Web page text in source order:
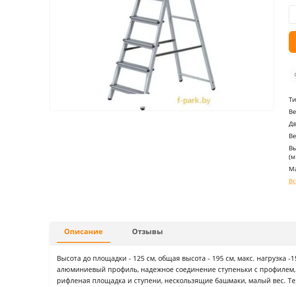
Описание Отзывы
Высота до площадки - 125 см, общая высота - 195 см, макс. нагрузка -
алюминиевый профиль, надежное соединение ступеньки с
рифленая площадка и ступени, нескользящие башмаки, малый вес.